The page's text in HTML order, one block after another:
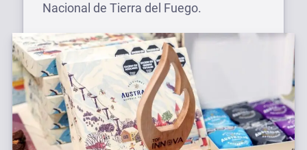
Nacional de Tierra del Fuego.